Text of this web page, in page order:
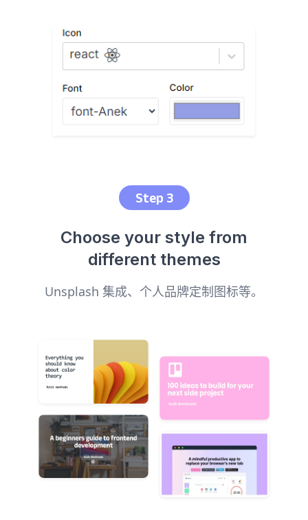
Step 3
Choose your style from
different themes
Unsplash 集成、个人品牌定制图标等。